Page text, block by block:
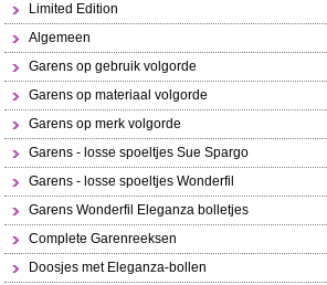
Limited Edition
Algemeen
Garens op gebruik volgorde
Garens op materiaal volgorde
Garens op merk volgorde
Garens - losse spoeltjes Sue Spargo
Garens - losse spoeltjes Wonderfil
Garens Wonderfil Eleganza bolletjes
Complete Garenreeksen
Doosjes met Eleganza-bollen